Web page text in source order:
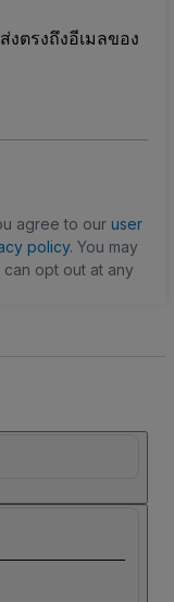
งตรงถึงอีเมลของ
agree to our user
policy. You may
opt out at any